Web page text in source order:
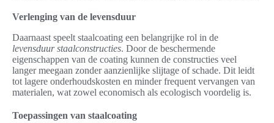
Verlenging van de levensduur
Daarnaast speelt staalcoating een belangrijke rol in de
levensduur staalconstructies. Door de beschermende
eigenschappen van de coating kunnen de constructies veel
langer meegaan zonder aanzienlijke slijtage of schade. Dit leidt
tot lagere onderhoudskosten en minder frequent vervangen van
materialen, wat zowel economisch als ecologisch voordelig is.
Toepassingen van staalcoating